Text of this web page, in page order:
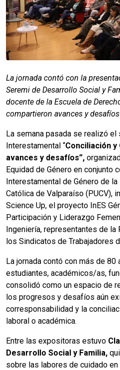
La jornada contó con la
Seremi de Desarrollo Social y
docente de la Escuela de
compartieron avances y
La semana pasada se realizó el
Interestamental “Conciliación
avances y desafíos”,
Equidad de Género en conjunto
Interestamental de Género de
Católica de Valparaíso (PUCV),
Science Up, el proyecto InES
Participación y Liderazgo
Ingeniería, representantes de
los Sindicatos de Trabajadores
La jornada contó con más de
estudiantes, académicos/as,
consolidó como un espacio de
los progresos y desafíos aún
corresponsabilidad y la
laboral o académica.
Entre las expositoras estuvo
Desarrollo Social y Familia,
sobre las labores de cuidado en